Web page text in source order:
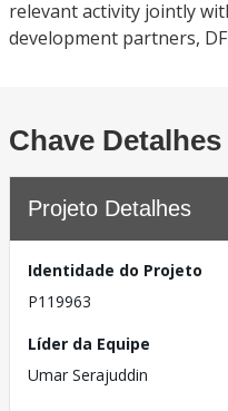
relevant activity jointly
development partners,
Chave Detalhes
Projeto Detalhes
Identidade do Projeto
P119963
Líder da Equipe
Umar Serajuddin